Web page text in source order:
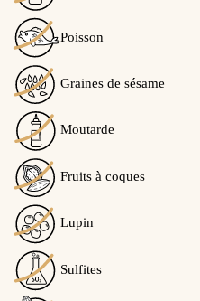
de confiance
un contrôle
/5
avis client(s)
des avis :
Poisson
Graines de sésame
Moutarde
Fruits à coques
Lupin
Sulfites